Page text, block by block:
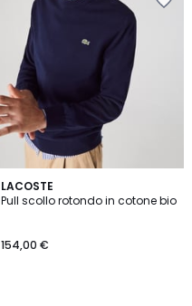
LACOSTE
Pull scollo rotondo in cotone bio
154,00 €
5
/
3
Colori